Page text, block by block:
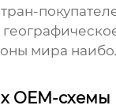
мира
OEM-схемы